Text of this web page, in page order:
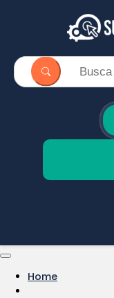
Home